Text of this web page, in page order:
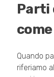
Parti
Quando
riferiamo